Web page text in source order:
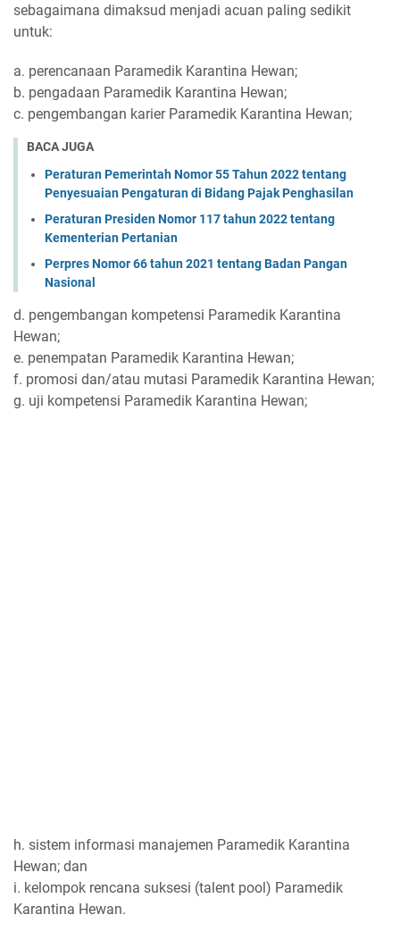
sebagaimana dimaksud menjadi acuan paling sedikit
untuk:
a. perencanaan Paramedik Karantina Hewan;
b. pengadaan Paramedik Karantina Hewan;
c. pengembangan karier Paramedik Karantina Hewan;
BACA JUGA
Peraturan Pemerintah Nomor 55 Tahun 2022 tentang
Penyesuaian Pengaturan di Bidang Pajak Penghasilan
Peraturan Presiden Nomor 117 tahun 2022 tentang
Kementerian Pertanian
Perpres Nomor 66 tahun 2021 tentang Badan Pangan
Nasional
d. pengembangan kompetensi Paramedik Karantina
Hewan;
e. penempatan Paramedik Karantina Hewan;
f. promosi dan/atau mutasi Paramedik Karantina Hewan;
g. uji kompetensi Paramedik Karantina Hewan;
h. sistem informasi manajemen Paramedik Karantina
Hewan; dan
i. kelompok rencana suksesi (talent pool) Paramedik
Karantina Hewan.